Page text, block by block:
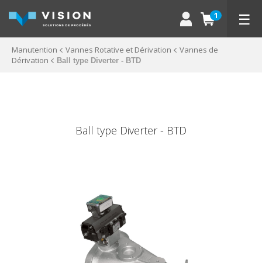
1 ☰
Manutention Vannes Rotative et Dérivation
Vannes de
Dérivation
Ball type Diverter - BTD
Ball type Diverter - BTD